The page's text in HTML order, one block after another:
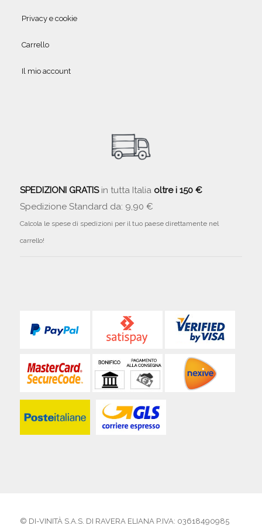
Privacy e cookie
Carrello
Il mio account
SPEDIZIONI GRATISin tutta Italia oltre i 150 €
Spedizione Standard da: 9,90 €
Calcola le spese di spedizioni per il tuo paese direttamente nel
carrello!
© DI-VINITÀ S.A.S. DI RAVERA ELIANA P.IVA: 03618490985